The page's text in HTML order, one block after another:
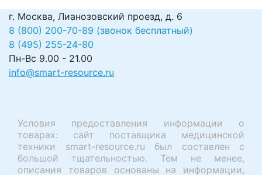
г. Москва, Лианозовский проезд, д. 6
8 (800) 200-70-89 (звонок бесплатный)
8 (495) 255-24-80
Пн-Вс 9.00 - 21.00
info@smart-resource.ru
Условия предоставления информации о
товарах: сайт поставщика медицинской
техники smart-resource.ru был составлен с
большой тщательностью. Тем не менее,
описания товаров основаны на информации,